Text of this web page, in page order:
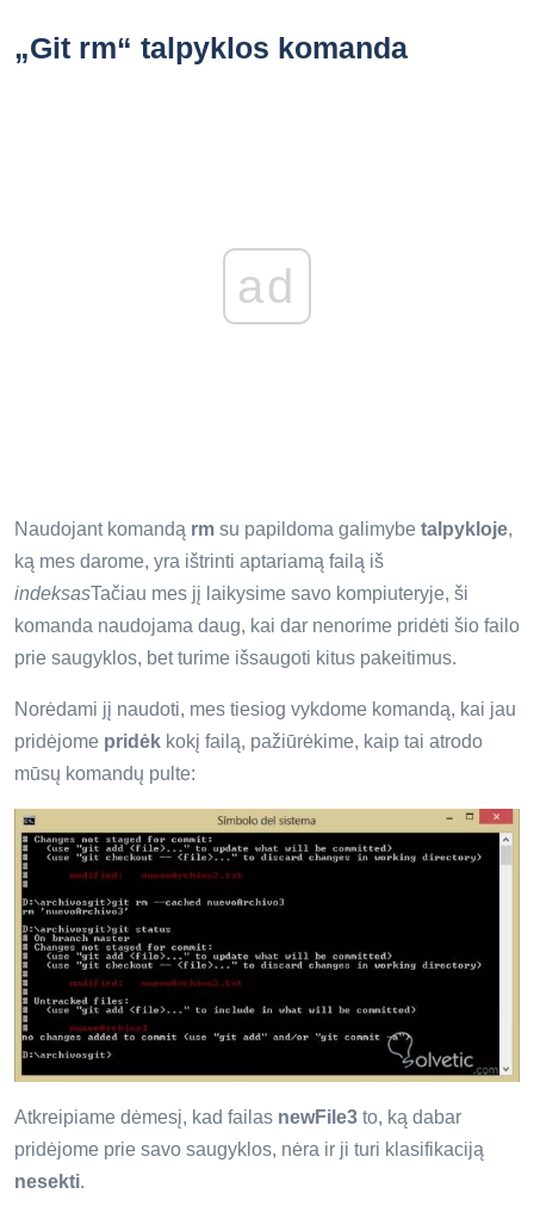
„Git rm“ talpyklos komanda
ad
Naudojant komandą rm su papildoma galimybe talpykloje,
ką mes darome, yra ištrinti aptariamą failą iš
indeksasTačiau mes jį laikysime savo kompiuteryje, ši
komanda naudojama daug, kai dar nenorime pridėti šio failo
prie saugyklos, bet turime išsaugoti kitus pakeitimus.
Norėdami jį naudoti, mes tiesiog vykdome komandą, kai jau
pridėjome pridėk kokį failą, pažiūrėkime, kaip tai atrodo
mūsų komandų pulte:
Atkreipiame dėmesį, kad failas newFile3 to, ką dabar
pridėjome prie savo saugyklos, nėra ir ji turi klasifikaciją
nesekti.